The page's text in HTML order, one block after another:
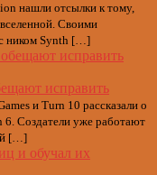
нашли отсылки к тому,
Своими
с ником Synth […]
исправить
и Turn 10 рассказали о
6. Создатели уже работают
[…]